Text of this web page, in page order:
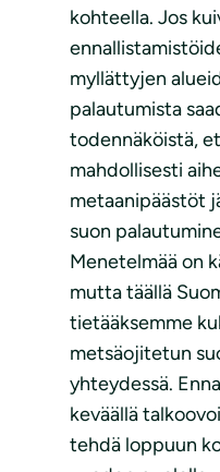
kohteella. Jos
myllättyjen
palautumista
todennäköistä,
mahdollisesti
metaanipäästöt
suon
Menetelmää on
mutta täällä
tietääksemme
metsäojitetun
yhteydessä.
keväällä
tehdä loppuun